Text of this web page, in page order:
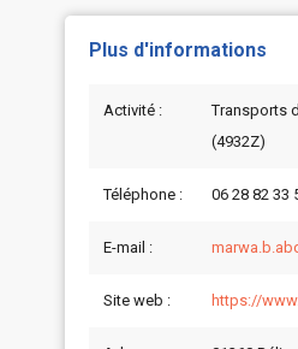
Plus d'informations
Activité :
Transports
(4932Z)
Téléphone : 06 28 82 33
E-mail :
Site web : https://